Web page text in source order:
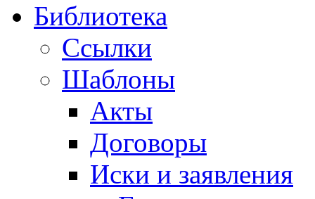
Библиотека
Ссылки
Шаблоны
Акты
Договоры
Иски и заявления